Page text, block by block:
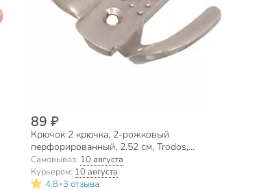
89 ₽
Крючок 2 крючка, 2-рожковый
перфорированный, 2.52 см, Trodos,
04.41.05, 302078, никель
Самовывоз: 10 августа
Курьером: 10 августа
4.8•3 отзыва